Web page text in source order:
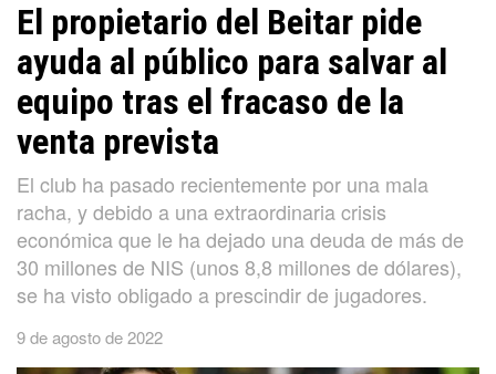
El propietario del Beitar pide
ayuda al público para salvar al
equipo tras el fracaso de la
venta prevista
El club ha pasado recientemente por una mala
racha, y debido a una extraordinaria crisis
económica que le ha dejado una deuda de más de
30 millones de NIS (unos 8,8 millones de dólares),
se ha visto obligado a prescindir de jugadores.
9 de agosto de 2022